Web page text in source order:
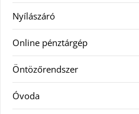
Nyílászáró
Online pénztárgép
Öntözőrendszer
Óvoda